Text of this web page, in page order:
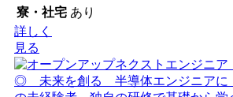
寮・社宅 あり
詳しく
見る